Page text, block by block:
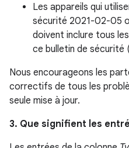
Les appareils qui
sécurité 2021-02-05
doivent inclure tous
ce bulletin de sécurité
Nous encourageons les
correctifs de tous les
seule mise à jour.
3. Que signifient les